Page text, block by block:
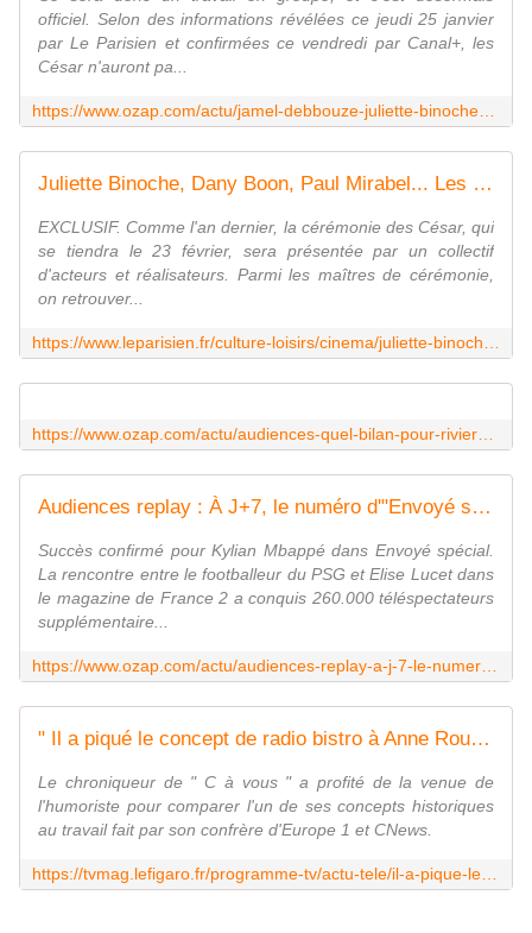
officiel. Selon des informations révélées ce jeudi 25 janvier
par Le Parisien et confirmées ce vendredi par Canal+, les
César n'auront pa...
Juliette Binoche, Dany Boon, Paul Mirabel... Les César optent de nouveau pour une présentation collégiale
EXCLUSIF. Comme l'an dernier, la cérémonie des César, qui
se tiendra le 23 février, sera présentée par un collectif
d'acteurs et réalisateurs. Parmi les maîtres de cérémonie,
on retrouver...
Audiences replay : À J+7, le numéro d'"Envoyé spécial" avec Kylian Mbappé dépasse les 3 millions de téléspectateurs
Succès confirmé pour Kylian Mbappé dans Envoyé spécial.
La rencontre entre le footballeur du PSG et Elise Lucet dans
le magazine de France 2 a conquis 260.000 téléspectateurs
supplémentaire...
" Il a piqué le concept de radio bistro à Anne Roumanoff " : le tacle de Bertrand Chameroy à Pascal Praud
Le chroniqueur de " C à vous " a profité de la venue de
l'humoriste pour comparer l'un de ses concepts historiques
au travail fait par son confrère d'Europe 1 et CNews.